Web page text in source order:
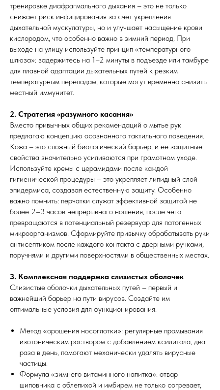
тренировке диафрагмального дыхания – это не только
снижает риск инфицирования за счет укрепления
дыхательной мускулатуры, но и улучшает насыщение крови
кислородом, что особенно важно в зимний период. При
выходе на улицу используйте принцип «температурного
шлюза»: задержитесь на 1–2 минуты в подъезде или тамбуре
для плавной адаптации дыхательных путей к резким
температурным перепадам, которые могут временно снизить
местный иммунитет.
2. Стратегия «разумного касания»
Вместо привычных общих рекомендаций о мытье рук
предлагаю концепцию осознанного тактильного поведения.
Кожа – это сложный биологический барьер, и ее защитные
свойства значительно усиливаются при грамотном уходе.
Используйте кремы с церамидами после каждой
гигиенической процедуры – это укрепляет липидный слой
эпидермиса, создавая естественную защиту. Особенно
важно помнить: перчатки служат эффективной защитой не
более 2–3 часов непрерывного ношения, после чего
превращаются в потенциальный резервуар для патогенных
микроорганизмов. Сформируйте привычку обрабатывать руки
антисептиком после каждого контакта с дверными ручками,
поручнями и другими поверхностями в общественных местах.
3. Комплексная поддержка слизистых оболочек
Слизистые оболочки дыхательных путей – первый и
важнейший барьер на пути вирусов. Создайте им
оптимальные условия для функционирования:
Метод «орошения носоглотки»: регулярные промывания
изотоническим раствором с добавлением ксилитола, два
раза в день, помогают механически удалять вирусные
частицы.
Формула «зимнего витаминного напитка»: отвар
шиповника с облепихой и имбирем не только согревает,